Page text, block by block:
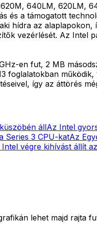
640LM, 620LM,
és a támogatott
hídra az
vezérlését. Az Intel
en fut, 2 MB
így az áttörés
állAz Intel
Series 3 CPU-katAz
végre kihívást állít
lehet majd rajta